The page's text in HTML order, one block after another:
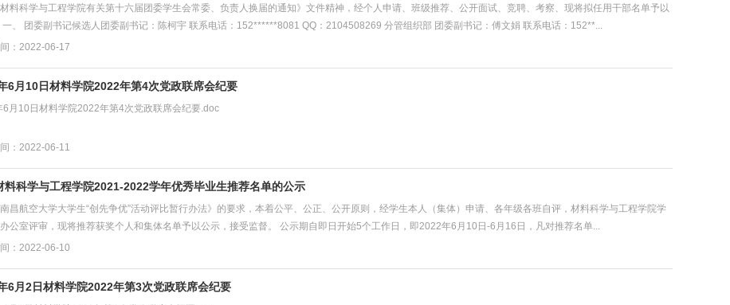
料科学与工程学院有关第十六届团委学生会常委、负责人换届的通知》文件精神，经个人申请、班级推荐、公开面试、竞聘、考察、现将拟任用干部名单予以
一、 团委副书记候选人团委副书记：陈柯宇 联系电话：152******8081 QQ：2104508269 分管组织部 团委副书记：傅文娟 联系电话：152**...
：2022-06-17
6月10日材料学院2022年第4次党政联席会纪要
6月10日材料学院2022年第4次党政联席会纪要.doc
：2022-06-11
料科学与工程学院2021-2022学年优秀毕业生推荐名单的公示
昌航空大学大学生“创先争优”活动评比暂行办法》的要求，本着公平、公正、公开原则，经学生本人（集体）申请、各年级各班自评，材料科学与工程学院学
公室评审，现将推荐获奖个人和集体名单予以公示，接受监督。 公示期自即日开始5个工作日，即2022年6月10日-6月16日，凡对推荐名单...
：2022-06-10
6月2日材料学院2022年第3次党政联席会纪要